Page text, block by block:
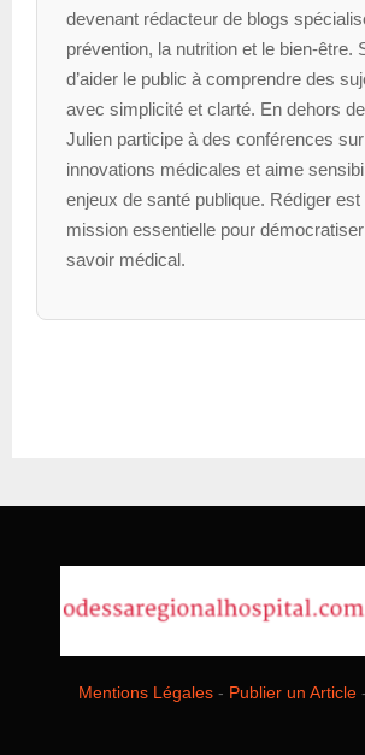
devenant rédacteur de blogs
prévention, la nutrition et le bien-être.
d’aider le public à comprendre des
avec simplicité et clarté. En dehors
Julien participe à des conférences
innovations médicales et aime
enjeux de santé publique. Rédiger est
mission essentielle pour
savoir médical.
Mentions Légales - Publier un Article -